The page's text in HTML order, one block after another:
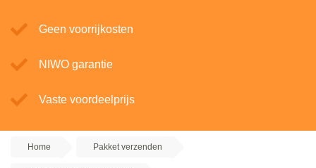
Geen voorrijkosten
NIWO garantie
Vaste voordeelprijs
Home Pakket verzenden